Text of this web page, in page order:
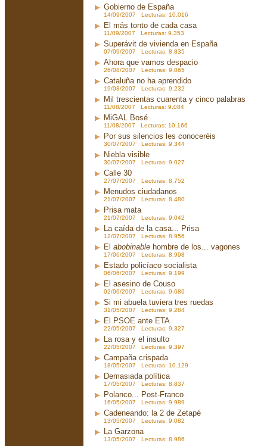
Gobierno de España
14/09/2007 Lecturas: 10.016
El más tonto de cada casa
11/09/2007 Lecturas: 9.353
Superávit de vivienda en España
07/09/2007 Lecturas: 8.835
Ahora que vamos despacio
26/08/2007 Lecturas: 9.065
Cataluña no ha aprendido
19/08/2007 Lecturas: 9.232
Mil trescientas cuarenta y cinco palabras
11/08/2007 Lecturas: 9.084
MiGAL Bosé
11/08/2007 Lecturas: 10.166
Por sus silencios les conoceréis
30/07/2007 Lecturas: 9.344
Niebla visible
30/07/2007 Lecturas: 9.027
Calle 30
27/07/2007 Lecturas: 8.752
Menudos ciudadanos
21/07/2007 Lecturas: 8.480
Prisa mata
21/07/2007 Lecturas: 9.042
La caída de la casa... Prisa
12/07/2007 Lecturas: 8.956
El abobinable hombre de los... vagones
17/06/2007 Lecturas: 8.998
Estado policíaco socialista
06/06/2007 Lecturas: 9.199
El asesino de Couso
02/06/2007 Lecturas: 9.686
Si mi abuela tuviera tres ruedas
31/05/2007 Lecturas: 9.284
El PSOE ante ETA
22/05/2007 Lecturas: 9.327
La rosa y el insulto
22/05/2007 Lecturas: 9.397
Campaña crispada
18/05/2007 Lecturas: 10.129
Demasiada política
17/05/2007 Lecturas: 8.837
Polanco... Post-Franco
16/05/2007 Lecturas: 9.989
Cadeneando: la 2 de Zetapé
13/05/2007 Lecturas: 9.082
La Garzona
13/05/2007 Lecturas: 8.986